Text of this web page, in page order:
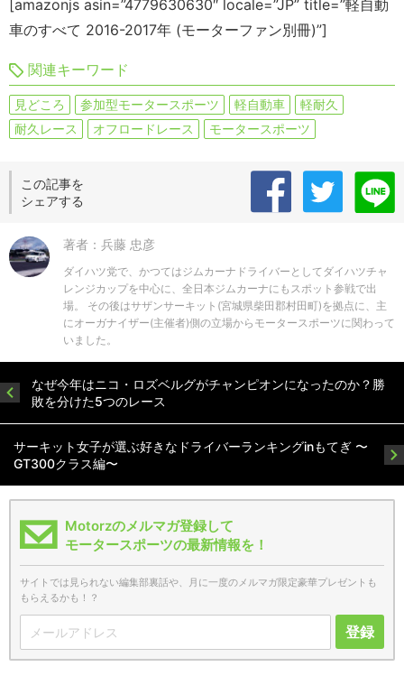
[amazonjs asin=”4779630630″ locale=”JP” title=”軽自動
車のすべて 2016-2017年 (モーターファン別冊)”]
関連キーワード
見どころ 参加型モータースポーツ 軽自動車
軽耐久
耐久レース
オフロードレース モータースポーツ
この記事を
シェアする
著者：兵藤 忠彦
ダイハツ党で、かつてはジムカーナドライバーとしてダイハツチャ
レンジカップを中心に、全日本ジムカーナにもスポット参戦で出
場。 その後はサザンサーキット(宮城県柴田郡村田町)を拠点に、主
にオーガナイザー(主催者)側の立場からモータースポーツに関わって
いました。
なぜ今年はニコ・ロズベルグがチャンピオンになったのか？勝
敗を分けた5つのレース
サーキット女子が選ぶ好きなドライバーランキングinもてぎ 〜
GT300クラス編〜
Motorzのメルマガ登録して
モータースポーツの最新情報を！
サイトでは見られない編集部裏話や、月に一度のメルマガ限定豪華プレゼントも
もらえるかも！？
登録